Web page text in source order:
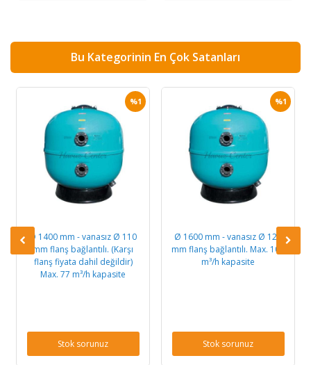
Bu Kategorinin En Çok Satanları
%1
Ø 1400 mm - vanasız Ø 110
mm flanş bağlantılı. (Karşı
flanş fiyata dahil değildir)
Max. 77 m³/h kapasite
Stok sorunuz
%1
Ø 1600 mm - vanasız Ø 125
mm flanş bağlantılı. Max. 100
m³/h kapasite
Stok sorunuz